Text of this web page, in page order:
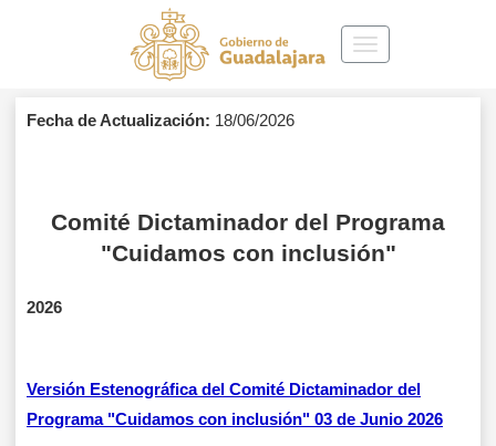
Toggle
navigation
Fecha de Actualización: 18/06/2026
Comité Dictaminador del Programa
"Cuidamos con inclusión"
2026
Versión Estenográfica del Comité Dictaminador del
Programa "Cuidamos con inclusión" 03 de Junio 2026